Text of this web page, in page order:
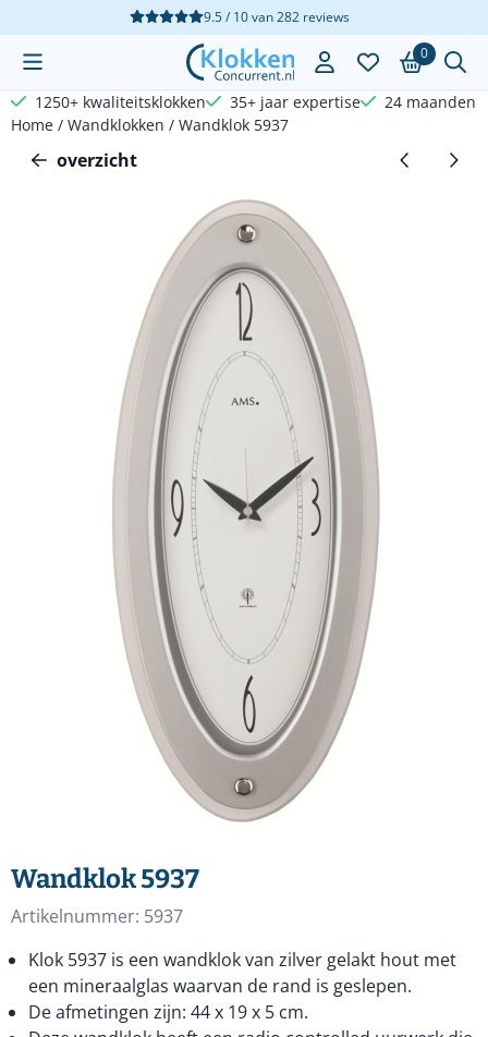
Cookievoorkeuren zijn beschikbaar. Kies instellingen of sta
9.5 / 10van282reviews
0
1250+ kwaliteitsklokken 35+ jaar expertise
24 maanden
Home / Wandklokken / Wandklok 5937
overzicht
Wandklok 5937
Artikelnummer: 5937
Klok 5937 is een wandklok van zilver gelakt hout met
een mineraalglas waarvan de rand is geslepen.
De afmetingen zijn: 44 x 19 x 5 cm.